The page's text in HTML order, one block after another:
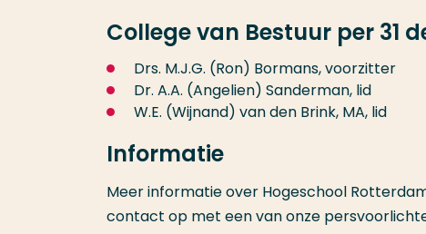
College van Bestuur per 31
Drs. M.J.G. (Ron) Bormans, voorzitter
Dr. A.A. (Angelien) Sanderman, lid
W.E. (Wijnand) van den Brink, MA, lid
Informatie
Meer informatie over Hogeschool
contact op met een van onze